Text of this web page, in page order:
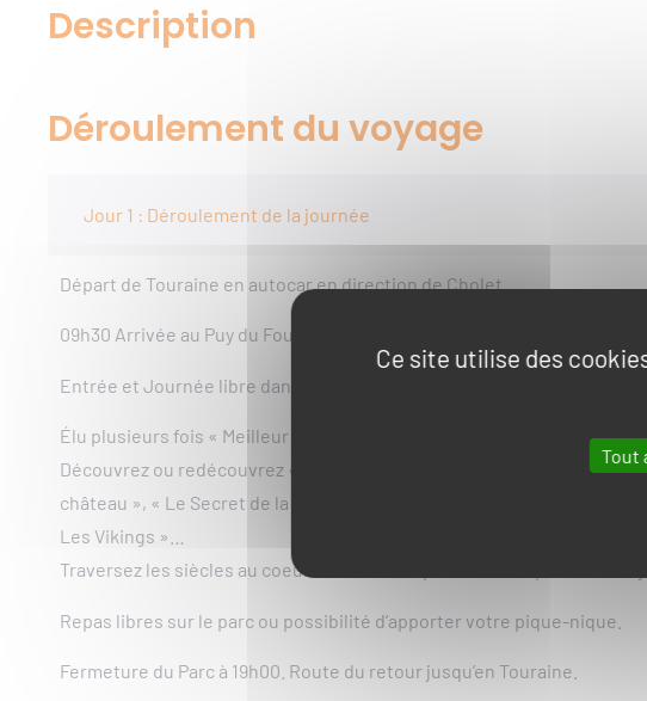
Description
Déroulement du voyage
Jour 1 : Déroulement de la journée
Départ de Touraine en autocar en direction de Cholet.
09h30 Arrivée au Puy du Fou pour l’ouverture du Grand Parcours.
Entrée et Journée libre dans le parc de 40 hectares.
Élu plusieurs fois « Meilleur Parc du Monde », le Puy du Fou vous
Découvrez ou redécouvrez « Le mystère de la Pérouse », « Le Dernier
château », « Le Secret de la Lance », « Mousquetaire de Richelieu », «
Les Vikings »…
Traversez les siècles au coeur d’une nature préservée et partez en
Repas libres sur le parc ou possibilité d’apporter votre pique-nique.
Fermeture du Parc à 19h00. Route du retour jusqu’en Touraine.
Ce site utilise des
Tout